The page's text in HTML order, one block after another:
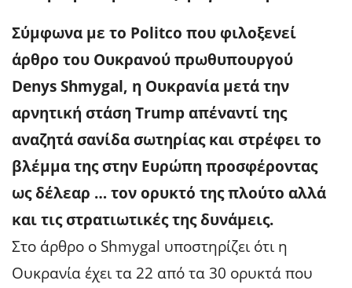
Σύμφωνα με το Politco που φιλοξενεί
άρθρο του Ουκρανού πρωθυπουργού
Denys Shmygal, η Ουκρανία μετά την
αρνητική στάση Trump απέναντί της
αναζητά σανίδα σωτηρίας και στρέφει το
βλέμμα της στην Ευρώπη προσφέροντας
ως δέλεαρ … τον ορυκτό της πλούτο αλλά
και τις στρατιωτικές της δυνάμεις.
Στο άρθρο ο Shmygal υποστηρίζει ότι η
Ουκρανία έχει τα 22 από τα 30 ορυκτά που